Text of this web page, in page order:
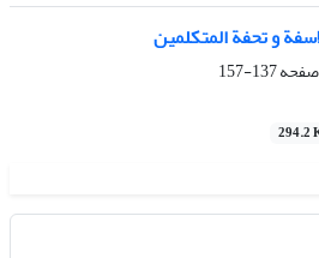
و تحفة المتکلمین
137-157
294.2